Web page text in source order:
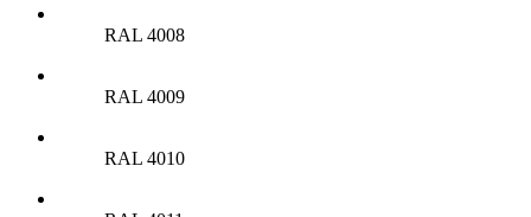
RAL 4008
RAL 4009
RAL 4010